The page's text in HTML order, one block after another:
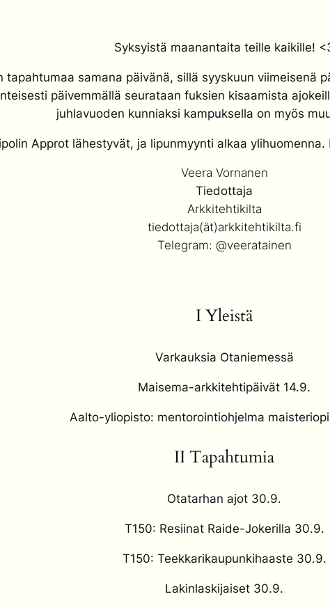
Syksyistä maanantaita teille kaikille!
tapahtumaa samana päivänä, sillä syyskuun viimeisenä
päivemmällä seurataan fuksien kisaamista
juhlavuoden kunniaksi kampuksella on myös
Approt lähestyvät, ja lipunmyynti alkaa
Veera Vornanen
Tiedottaja
Arkkitehtikilta
tiedottaja(ät)arkkitehtikilta.fi
Telegram: @veeratainen
I Yleistä
Varkauksia Otaniemessä
Maisema-arkkitehtipäivät 14.9.
Aalto-yliopisto: mentorointiohjelma
II Tapahtumia
Otatarhan ajot 30.9.
T150: Resiinat Raide-Jokerilla 30.9.
T150: Teekkarikaupunkihaaste 30.9.
Lakinlaskijaiset 30.9.